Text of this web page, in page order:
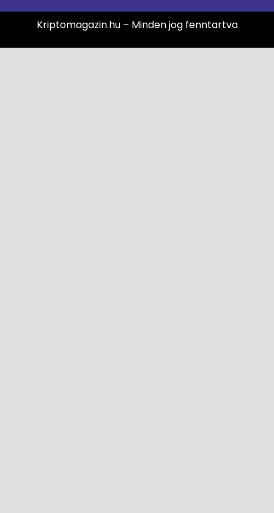
Kriptomagazin.hu – Minden jog fenntartva